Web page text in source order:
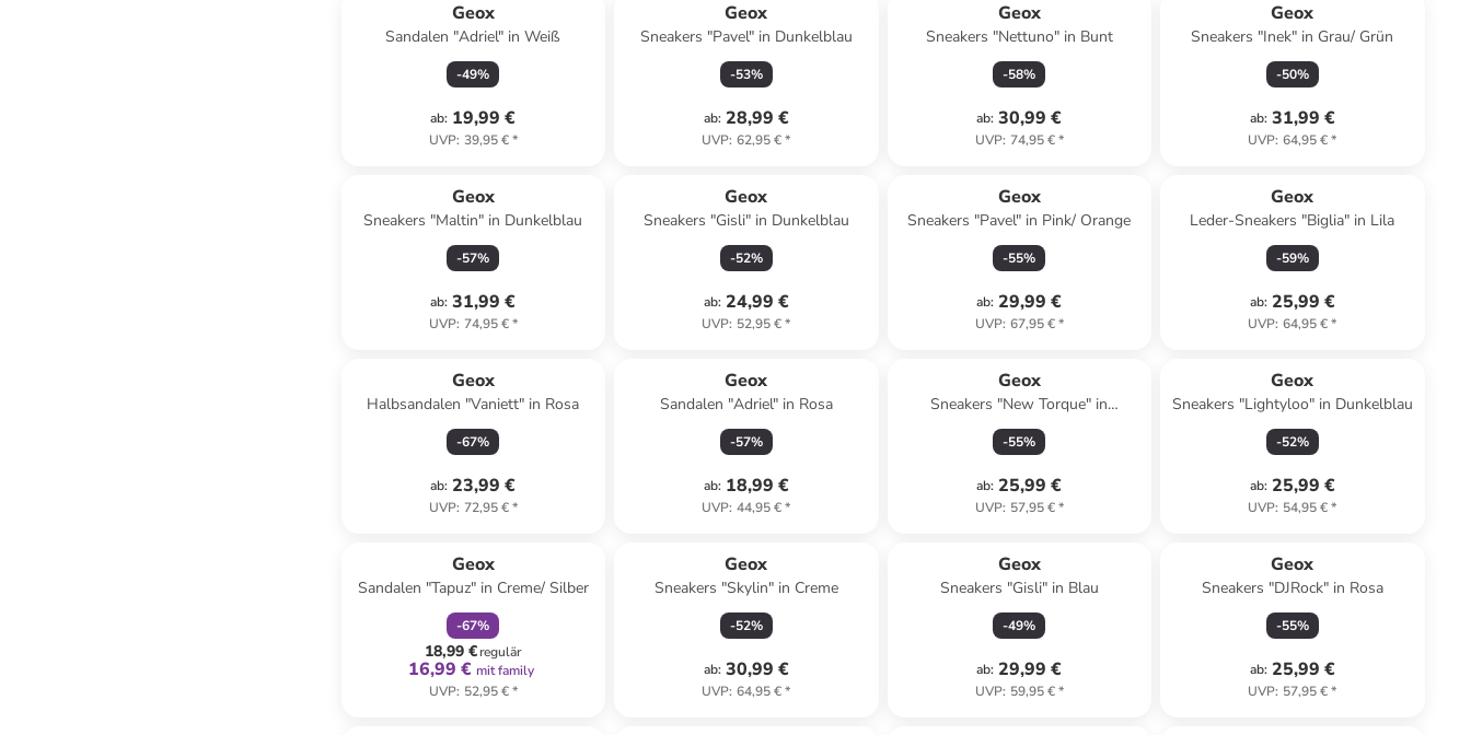
Geox
Sandalen "Adriel" in Weiß
-49%
ab: 19,99 €
UVP: 39,95 €*
Geox
Sneakers "Pavel" in Dunkelblau
-53%
ab: 28,99 €
UVP: 62,95 €*
Geox
Sneakers "Nettuno" in Bunt
-58%
ab: 30,99 €
UVP: 74,95 €*
Geox
Sneakers "Inek" in Grau/ Grün
-50%
ab: 31,99 €
UVP: 64,95 €*
Geox
Sneakers "Maltin" in Dunkelblau
-57%
ab: 31,99 €
UVP: 74,95 €*
Geox
Sneakers "Gisli" in Dunkelblau
-52%
ab: 24,99 €
UVP: 52,95 €*
Geox
Sneakers "Pavel" in Pink/ Orange
-55%
ab: 29,99 €
UVP: 67,95 €*
Geox
Leder-Sneakers "Biglia" in Lila
-59%
ab: 25,99 €
UVP: 64,95 €*
Geox
Halbsandalen "Vaniett" in Rosa
-67%
ab: 23,99 €
UVP: 72,95 €*
Geox
Sandalen "Adriel" in Rosa
-57%
ab: 18,99 €
UVP: 44,95 €*
Geox
Sneakers "New Torque" in
Dunkelblau/ Silber
-55%
ab: 25,99 €
UVP: 57,95 €*
Geox
Sneakers "Lightyloo" in Dunkelblau
-52%
ab: 25,99 €
UVP: 54,95 €*
Geox
Sandalen "Tapuz" in Creme/ Silber
-67%
18,99 €regulär
16,99 € mit family
UVP: 52,95 €*
Geox
Sneakers "Skylin" in Creme
-52%
ab: 30,99 €
UVP: 64,95 €*
Geox
Sneakers "Gisli" in Blau
-49%
ab: 29,99 €
UVP: 59,95 €*
Geox
Sneakers "DJRock" in Rosa
-55%
ab: 25,99 €
UVP: 57,95 €*